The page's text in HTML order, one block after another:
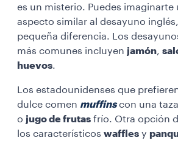
es un misterio. Puedes imaginarte
aspecto similar al desayuno
pequeña diferencia. Los
más comunes incluyen jamón,
huevos.
Los estadounidenses que
dulce comen muffinscon una
o jugo de frutas frío. Otra opción
los característicos waffles y